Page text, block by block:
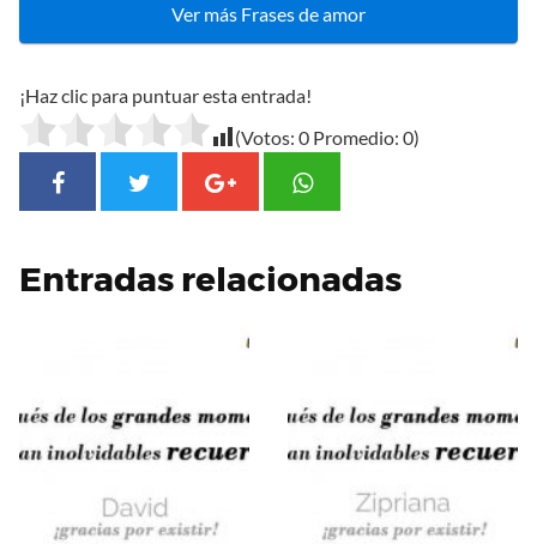
Ver más Frases de amor
¡Haz clic para puntuar esta entrada!
(Votos: 0 Promedio: 0)
Entradas relacionadas